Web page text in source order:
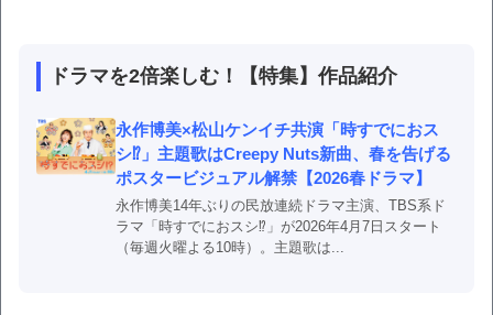
ドラマを2倍楽しむ！【特集】作品紹介
永作博美×松山ケンイチ共演「時すでにおス
シ⁉」主題歌はCreepy Nuts新曲、春を告げる
ポスタービジュアル解禁【2026春ドラマ】
永作博美14年ぶりの民放連続ドラマ主演、TBS系ド
ラマ「時すでにおスシ⁉」が2026年4月7日スタート
（毎週火曜よる10時）。主題歌は...